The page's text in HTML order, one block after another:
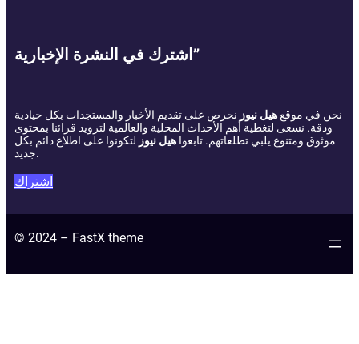
اشترك في النشرة الإخبارية”
نحن في موقع هيل نيوز نحرص على تقديم الأخبار والمستجدات بكل حيادية
ودقة. نسعى لتغطية أهم الأحداث المحلية والعالمية لتزويد قرائنا بمحتوى
موثوق ومتنوع يلبي تطلعاتهم. تابعوا هيل نيوز لتكونوا على اطلاع دائم بكل
جديد.
اشتراك
© 2024 – FastX theme